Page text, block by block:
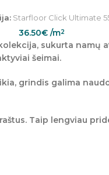
Starfloor Click Ultimate
36.50€ /m2
sukurta namų
šeimai.
grindis galima
raštus. Taip lengviau